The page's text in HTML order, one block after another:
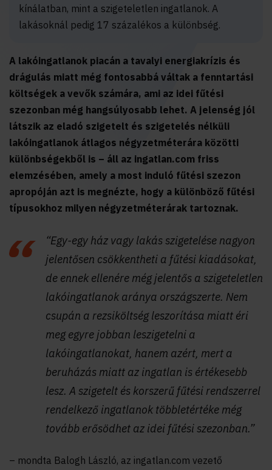
kínálatban, mint a szigeteletlen ingatlanok. A
lakásoknál pedig 17 százalékos a különbség.
A lakóingatlanok piacán a tavalyi energiakrízis és
drágulás miatt még fontosabbá váltak a fenntartási
költségek a vevők számára, ami az idei fűtési
szezonban még hangsúlyosabb lehet. A jelenség jól
látszik az eladó szigetelt és szigetelés nélküli
lakóingatlanok átlagos négyzetméterára közötti
különbségekből is – áll az ingatlan.com friss
elemzésében, amely a most induló fűtési szezon
apropóján azt is megnézte, hogy a különböző fűtési
típusokhoz milyen négyzetméterárak tartoznak.
“Egy-egy ház vagy lakás szigetelése nagyon
jelentősen csökkentheti a fűtési kiadásokat,
de ennek ellenére még jelentős a szigeteletlen
lakóingatlanok aránya országszerte. Nem
csupán a rezsiköltség leszorítása miatt éri
meg egyre jobban leszigetelni a
lakóingatlanokat, hanem azért, mert a
beruházás miatt az ingatlan is értékesebb
lesz. A szigetelt és korszerű fűtési rendszerrel
rendelkező ingatlanok többletértéke még
tovább erősödhet az idei fűtési szezonban.”
– mondta Balogh László, az ingatlan.com vezető